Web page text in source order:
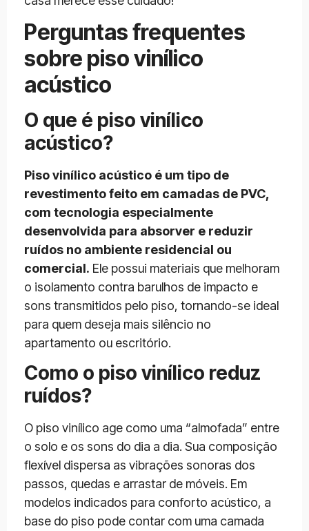
Perguntas frequentes
sobre piso vinílico
acústico
O que é piso vinílico
acústico?
Piso vinílico acústico é um tipo de
revestimento feito em camadas de PVC,
com tecnologia especialmente
desenvolvida para absorver e reduzir
ruídos no ambiente residencial ou
comercial. Ele possui materiais que melhoram
o isolamento contra barulhos de impacto e
sons transmitidos pelo piso, tornando-se ideal
para quem deseja mais silêncio no
apartamento ou escritório.
Como o piso vinílico reduz
ruídos?
O piso vinílico age como uma “almofada” entre
o solo e os sons do dia a dia. Sua composição
flexível dispersa as vibrações sonoras dos
passos, quedas e arrastar de móveis. Em
modelos indicados para conforto acústico, a
base do piso pode contar com uma camada